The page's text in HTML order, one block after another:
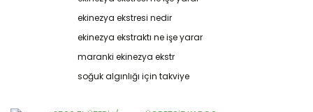
Ürün açıklamasında eksik bilgiler bulunuyor.
Ürün bilgilerinde hatalar bulunuyor.
Ürün fiyatı diğer sitelerden daha pahalı.
Bu ürüne benzer farklı alternatifler olmalı.
ekinezya ekstresi nedir
ekinezya ekstraktı ne işe yarar
maranki ekinezya ekstr
soğuk algınlığı için takviye